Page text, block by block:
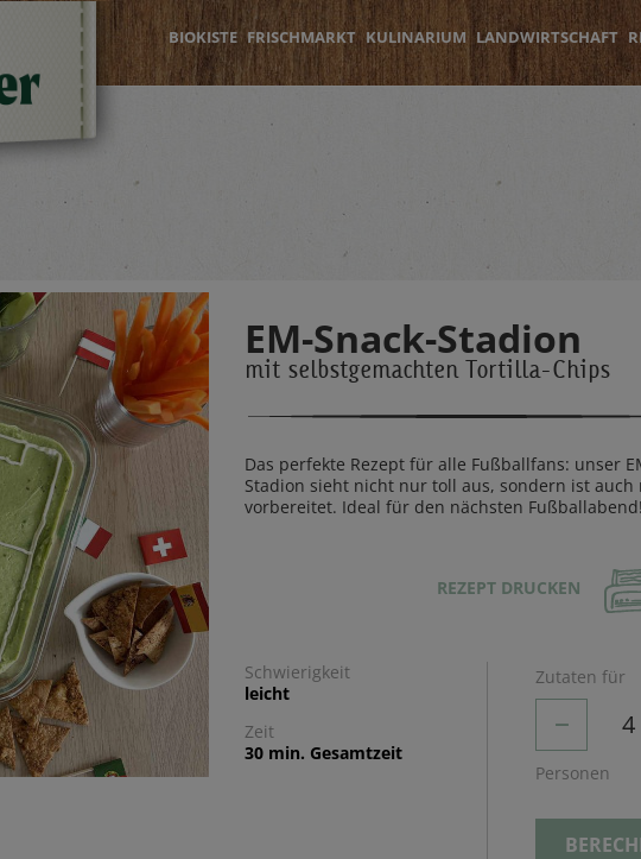
BIOKISTE FRISCHMARKT KULINARIUM LANDWIRTSCHAFT
EM-Snack-Stadion
mit selbstgemachten Tortilla-Chips
Das perfekte Rezept für alle Fußballfans: unser
Stadion sieht nicht nur toll aus, sondern ist auch
vorbereitet. Ideal für den nächsten Fußballabend!
REZEPT DRUCKEN
Schwierigkeit
leicht
Zeit
30 min. Gesamtzeit
Zutaten für
– 4
Personen